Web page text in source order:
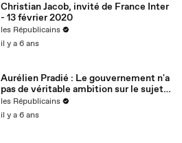
Christian Jacob, invité de France Inter
- 13 février 2020
les Républicains
il y a 6 ans
Aurélien Pradié : Le gouvernement n'a
pas de véritable ambition sur le sujet
du handicap.
les Républicains
il y a 6 ans